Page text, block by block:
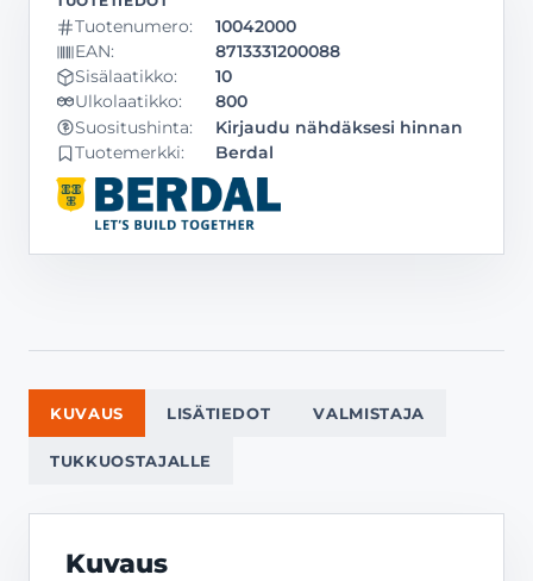
Tuotenumero:
10042000
EAN:
8713331200088
Sisälaatikko:
10
Ulkolaatikko:
800
Suositushinta:
Kirjaudu nähdäksesi hinnan
Tuotemerkki: Berdal
KUVAUS LISÄTIEDOT VALMISTAJA
TUKKUOSTAJALLE
Kuvaus